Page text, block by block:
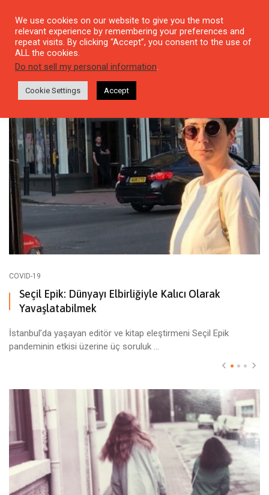
Tag: epik ne okuyor
COVID-19
Seçil Epik: Dünyayı Elbirliğiyle Kalıcı Olarak
Yavaşlatabilmek
İstanbul’da yaşayan editör ve kitap eleştirmeni Seçil Epik
pandeminin etkisi üzerine üç soruluk ...
We use cookies on our website to give you the most
relevant experience by remembering your preferences and
repeat visits. By clicking “Accept”, you consent to the use of
ALL the cookies.
Do not sell my personal information.
Cookie Settings Accept